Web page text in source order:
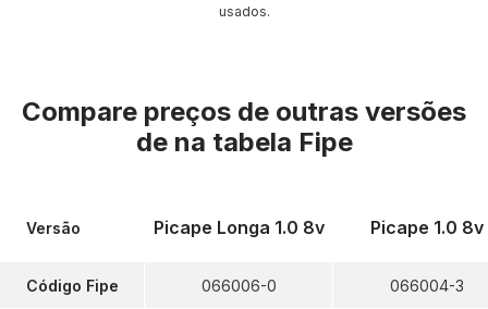
usados.
Compare preços de outras versões
de na tabela Fipe
Versão
Código Fipe
Picape Longa 1.0 8v
066006-0
Picape 1.0 8v
066004-3